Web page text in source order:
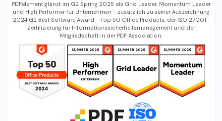
PDFelement glänzt im G2 Spring 2025 als Grid Leader, Momentum Leader
und High Performer für Unternehmen - zusätzlich zu seiner Auszeichnung
2024 G2 Best Software Award - Top 50 Office Products, der ISO 27001-
Zertifizierung für Informationssicherheitsmanagement und der
Mitgliedschaft in der PDF Association.